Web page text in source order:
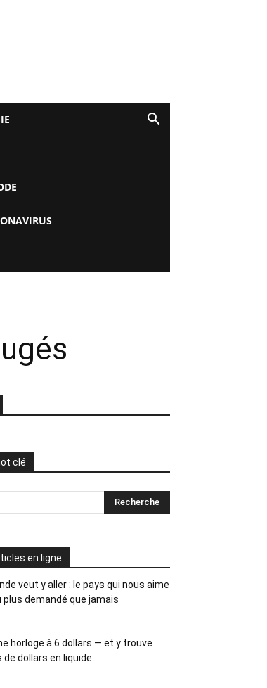
clé
en ligne
veut y aller : le pays qui nous aime
plus demandé que jamais
horloge à 6 dollars — et y trouve
de dollars en liquide